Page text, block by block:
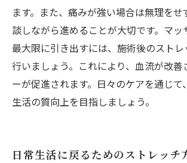
ます。また、痛みが強い場合は無理をせ
談しながら進めることが大切です。マッ
最大限に引き出すには、施術後のスト
行いましょう。これにより、血流が改善
ーが促進されます。日々のケアを通じて
生活の質向上を目指しましょう。
日常生活に戻るためのストレッチ